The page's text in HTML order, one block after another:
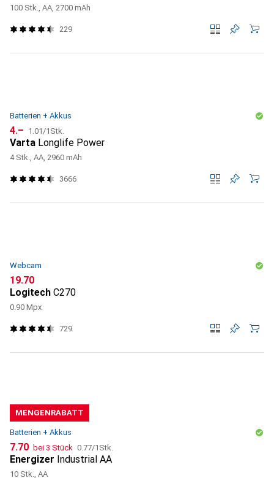
100 Stk., AA, 2700 mAh
229
Batterien + Akkus
CHF
4.– CHF
1.01/1Stk.
Varta Longlife Power
4 Stk., AA, 2960 mAh
3666
Webcam
CHF
19.70
Logitech C270
0.90 Mpx
729
MENGENRABATT
Batterien + Akkus
CHF
7.70 bei 3 Stück CHF
0.77/1Stk.
Energizer Industrial AA
10 Stk., AA